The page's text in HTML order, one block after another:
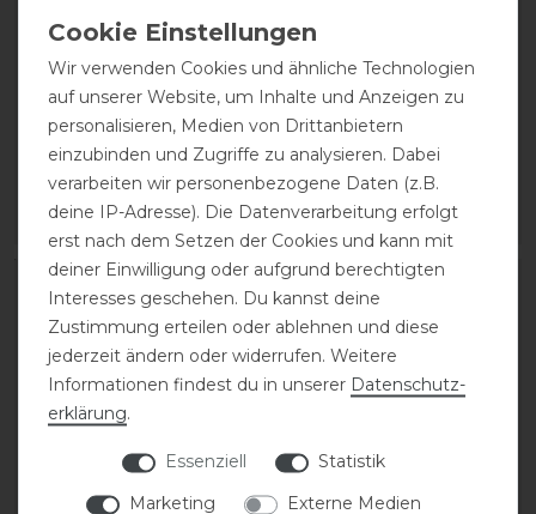
Lederpflege easy-care
43,80 € *
Liter | 21,90 € / Liter
ARTIKEL MERKEN
Lederpflege easy-care
17,90 € *
0.75 Liter | 23,87 € / Liter
ARTIKEL MERKEN
Wir verwenden Cookies und ähnliche Technologien
auf unserer Website, um Inhalte und Anzeigen zu
personalisieren, Medien von Drittanbietern
einzubinden und Zugriffe zu analysieren. Dabei
verarbeiten wir personenbezogene Daten (z.B.
deine IP-Adresse). Die Datenverarbeitung erfolgt
erst nach dem Setzen der Cookies und kann mit
deiner Einwilligung oder aufgrund berechtigten
Interesses geschehen. Du kannst deine
Zustimmung erteilen oder ablehnen und diese
jederzeit ändern oder widerrufen. Weitere
Informationen findest du in unserer Daten­schutz­
erklärung.
Essenziell
Statistik
Marketing
Externe Medien